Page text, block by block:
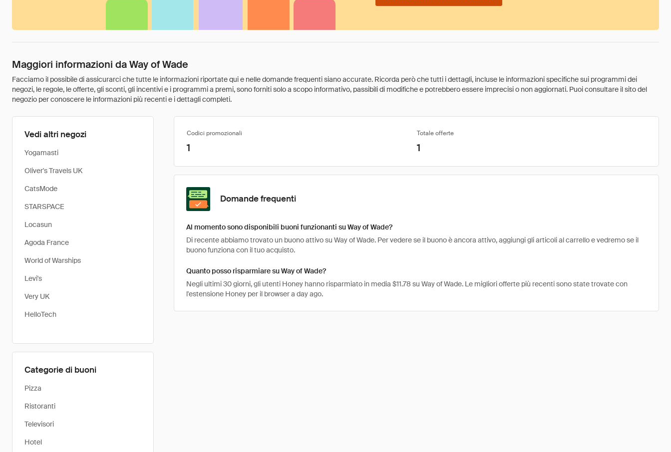
Maggiori informazioni da Way of Wade
Facciamo il possibile di assicurarci che tutte le informazioni riportate qui e nelle domande frequenti siano accurate. Ricorda però che tutti i dettagli, incluse le informazioni specifiche sui programmi dei
negozi, le regole, le offerte, gli sconti, gli incentivi e i programmi a premi, sono forniti solo a scopo informativo, passibili di modifiche e potrebbero essere imprecisi o non aggiornati. Puoi consultare il sito del
negozio per conoscere le informazioni più recenti e i dettagli completi.
Vedi altri negozi
Yogamasti
Oliver's Travels UK
CatsMode
STARSPACE
Locasun
Agoda France
World of Warships
Levi's
Very UK
HelloTech
Categorie di buoni
Pizza
Ristoranti
Televisori
Hotel
Codici promozionali Totale offerte
1 1
Domande frequenti
Al momento sono disponibili buoni funzionanti su Way of Wade?
Di recente abbiamo trovato un buono attivo su Way of Wade. Per vedere se il buono è ancora attivo, aggiungi gli articoli al carrello e vedremo se il
buono funziona con il tuo acquisto.
Quanto posso risparmiare su Way of Wade?
Negli ultimi 30 giorni, gli utenti Honey hanno risparmiato in media $11.78 su Way of Wade. Le migliori offerte più recenti sono state trovate con
l'estensione Honey per il browser a day ago.